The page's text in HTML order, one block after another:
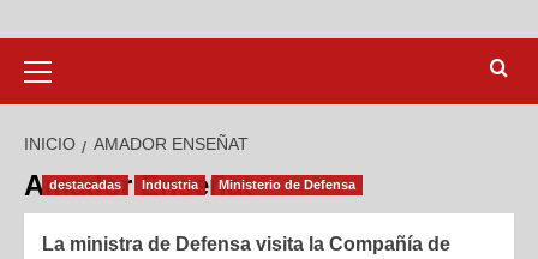
INICIO AMADOR ENSEÑAT
Amador Enseñat
destacadas Industria Ministerio de Defensa
La ministra de Defensa visita la Compañía de